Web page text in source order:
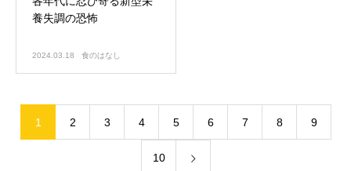
養失調の恐怖
2024.03.18 食のはなし
1 2 3 4 5 6 7 8 9
10